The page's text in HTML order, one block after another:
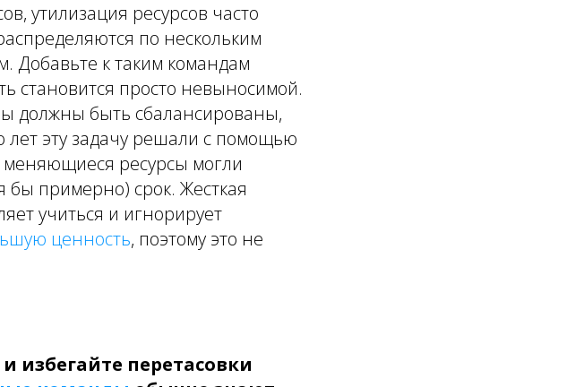
утилизация ресурсов часто
по нескольким
Добавьте к таким командам
становится просто невыносимой.
должны быть сбалансированы,
лет эту задачу решали с помощью
меняющиеся ресурсы могли
бы примерно) срок. Жесткая
учиться и игнорирует
ценность, поэтому это не
перетасовки